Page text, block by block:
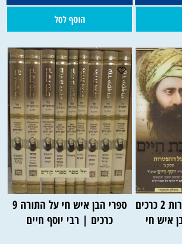
הוסף לסל
ברכת חיים על ההפטרות 2 כרכים
איש חי
ספרי הבן איש חי על התורה 9
כרכים | רבי יוסף חיים